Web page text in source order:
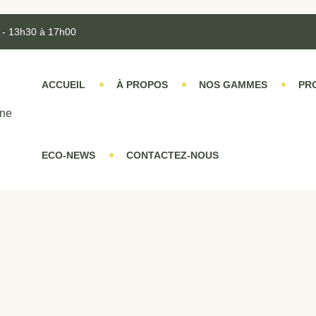
13h30 à 17h00
ACCUEIL À PROPOS NOS GAMMES
ECO-NEWS CONTACTEZ-NOUS